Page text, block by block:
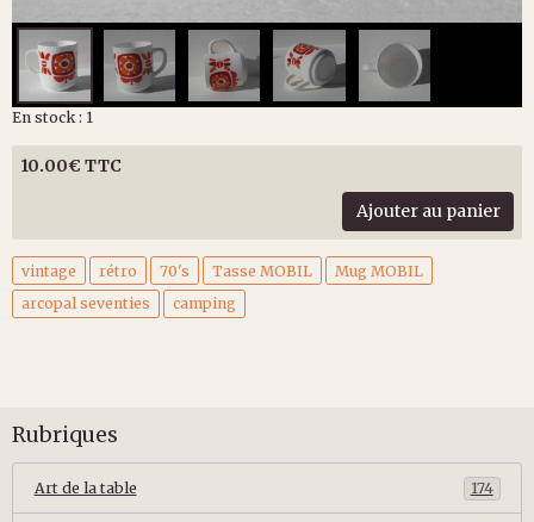
En stock : 1
10.00€ TTC
Ajouter au panier
vintage rétro 70's Tasse MOBIL
Mug MOBIL
arcopal seventies
camping
Rubriques
Art de la table 174